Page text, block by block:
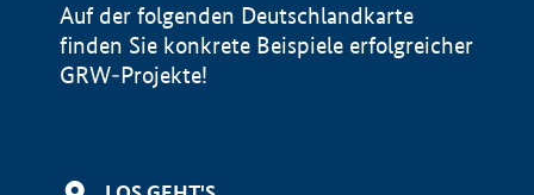
Auf der folgenden Deutschlandkarte
finden Sie konkrete Beispiele erfolgreicher
GRW-Projekte!